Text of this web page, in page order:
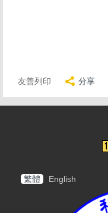
友善列印 分享
繁體 English